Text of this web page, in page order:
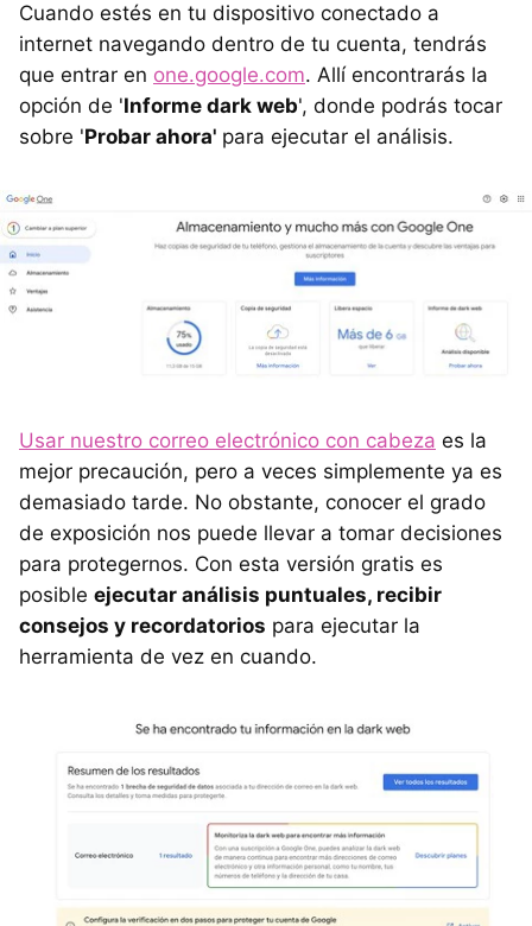
Cuando estés en tu dispositivo conectado a
internet navegando dentro de tu cuenta, tendrás
que entrar en one.google.com. Allí encontrarás la
opción de 'Informe dark web', donde podrás tocar
sobre 'Probar ahora' para ejecutar el análisis.
Usar nuestro correo electrónico con cabeza es la
mejor precaución, pero a veces simplemente ya es
demasiado tarde. No obstante, conocer el grado
de exposición nos puede llevar a tomar decisiones
para protegernos. Con esta versión gratis es
posible ejecutar análisis puntuales, recibir
consejos y recordatorios para ejecutar la
herramienta de vez en cuando.